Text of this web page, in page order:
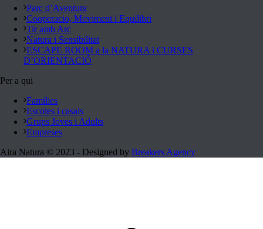
Parc d’Aventura
Cooperacio, Moviment i Equilibri
Tir amb Arc
Natura i Sensibilitat
ESCAPE ROOM a la NATURA i CURSES
D’ORIENTACIÓ
Per a qui
Families
Escoles i casals
Grups Joves i Adults
Empreses
Aira Natura © 2023 - Designed by Breakers Agency